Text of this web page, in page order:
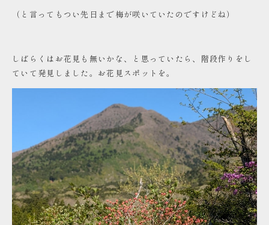
（と言ってもつい先日まで梅が咲いていたのですけどね）
しばらくはお花見も無いかな、と思っていたら、階段作りをし
ていて発見しました。お花見スポットを。